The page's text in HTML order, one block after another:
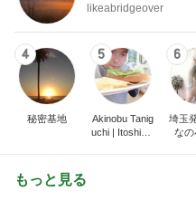
likeabridgeover
4
秘密基地
5
Akinobu Tanig
uchi | Itoshima
6
埼玉
なの
もっと見る